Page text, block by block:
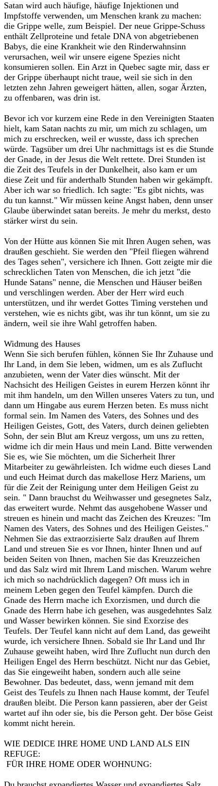
‎Satan wird auch häufige, häufige Injektionen und
Impfstoffe verwenden, um Menschen krank zu machen:
die Grippe welle, zum Beispiel. Der neue Grippe-Schuss
enthält Zellproteine und fetale DNA von abgetriebenen
Babys, die eine Krankheit wie den Rinderwahnsinn
verursachen, weil wir unsere eigene Spezies nicht
konsumieren sollen. Ein Arzt in Quebec sagte mir, dass er
der Grippe überhaupt nicht traue, weil sie sich in den
letzten zehn Jahren geweigert hätten, allen, sogar Ärzten,
zu offenbaren, was drin ist.‎
‎Bevor ich vor kurzem eine Rede in den Vereinigten Staaten
hielt, kam Satan nachts zu mir, um mich zu schlagen, um
mich zu erschrecken, weil er wusste, dass ich sprechen
würde. Tagsüber um drei Uhr nachmittags ist es die Stunde
der Gnade, in der Jesus die Welt rettete. Drei Stunden ist
die Zeit des Teufels in der Dunkelheit, also kam er um
diese Zeit und für anderthalb Stunden haben wir gekämpft.
Aber ich war so friedlich. Ich sagte: "Es gibt nichts, was
du tun kannst." Wir müssen keine Angst haben, denn unser
Glaube überwindet satan bereits. Je mehr du merkst, desto
stärker wirst du sein.‎
‎Von der Hütte aus können Sie mit Ihren Augen sehen, was
draußen geschieht. Sie werden den "Pfeil fliegen während
des Tages sehen", versichere ich Ihnen. Gott zeigte mir die
schrecklichen Taten von Menschen, die ich jetzt "die
Hunde Satans" nenne, die Menschen und Häuser beißen
und verschlingen werden. Aber der Herr wird euch
unterstützen, und ihr werdet Gottes Timing verstehen und
verstehen, wie es nichts gibt, was ihr tun könnt, um sie zu
ändern, weil sie ihre Wahl getroffen haben.‎
‎Widmung des Hauses‎
‎Wenn Sie sich berufen fühlen, können Sie Ihr Zuhause und
Ihr Land, in dem Sie leben, widmen, um es als Zuflucht
anzubieten, wenn der Vater dies wünscht. Mit der
Nachsicht des Heiligen Geistes in eurem Herzen könnt ihr
mit ihm handeln, um den Willen unseres Vaters zu tun, und
dann um Hingabe aus eurem Herzen beten. Es muss nicht
formal sein. Im Namen des Vaters, des Sohnes und des
Heiligen Geistes, Gott, des Vaters, durch deinen geliebten
Sohn, der sein Blut am Kreuz vergoss, um uns zu retten,
widme ich dir mein Haus und mein Land. Bitte verwenden
Sie es, wie Sie möchten, um die Sicherheit Ihrer
Mitarbeiter zu gewährleisten. Ich widme euch dieses Land
und euch Heimat durch das makellose Herz Mariens, um
für die Zeit der Reinigung unter dem Heiligen Geist zu
sein. " Dann brauchst du Weihwasser und gesegnetes Salz,
das erweitert wurde. Nehmt das ausgehobene Wasser und
streuen es hinein und macht das Zeichen des Kreuzes: "Im
Namen des Vaters, des Sohnes und des Heiligen Geistes."
Nehmen Sie das extraorzisierte Salz draußen auf Ihrem
Land und streuen Sie es vor Ihnen, hinter Ihnen und auf
beiden Seiten von Ihnen, machen Sie das Kreuzzeichen
und das Salz wird mit Ihrem Land mischen. Warum wehre
ich mich so nachdrücklich dagegen? Oft muss ich in
meinem Leben gegen den Teufel kämpfen. Durch die
Gnade des Herrn mache ich Exorzismen, und durch die
Gnade des Herrn habe ich gesehen, was ausgedehntes Salz
und Wasser bewirken können. Sie sind Exorzise des
Teufels. Der Teufel kann nicht auf dem Land, das geweiht
wurde, ich versichere Ihnen. Sobald sie Ihr Land und Ihr
Zuhause geweiht haben, wird Ihre Zuflucht nun durch den
Heiligen Engel des Herrn beschützt. Nicht nur das Gebiet,
das Sie eingeweiht haben, sondern auch alle seine
Bewohner. Das bedeutet, dass, wenn jemand mit dem
Geist des Teufels zu Ihnen nach Hause kommt, der Teufel
draußen bleibt. Die Person kann passieren, aber der Geist
wartet auf ihn oder sie, bis die Person geht. Der böse Geist
kommt nicht herein.‎
‎WIE DEDICE IHRE HOME UND LAND ALS EIN
REFUGE:‎‎ ‎
‎ FÜR IHRE HOME ODER WOHNUNG:‎